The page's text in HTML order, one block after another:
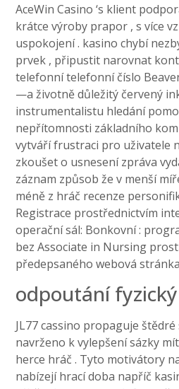
AceWin Casino ‘s klient
krátce výroby prapor , s více
uspokojení . kasino chybí
prvek , připustit narovnat
telefonní telefonní číslo
—a životně důležitý červený
instrumentalistu hledání
nepřítomnosti základního
vytváří frustraci pro uživatele
zkoušet o usnesení zpráva
záznam způsob že v menší
méně z hráč recenze
Registrace prostřednictvím
operační sál: Bonkovní :
bez Associate in Nursing
předepsaného webová
odpoutání
JL77 cassino propaguje
navrženo k vylepšení sázky
herce hráč . Tyto motivátory
nabízejí hrací doba napříč